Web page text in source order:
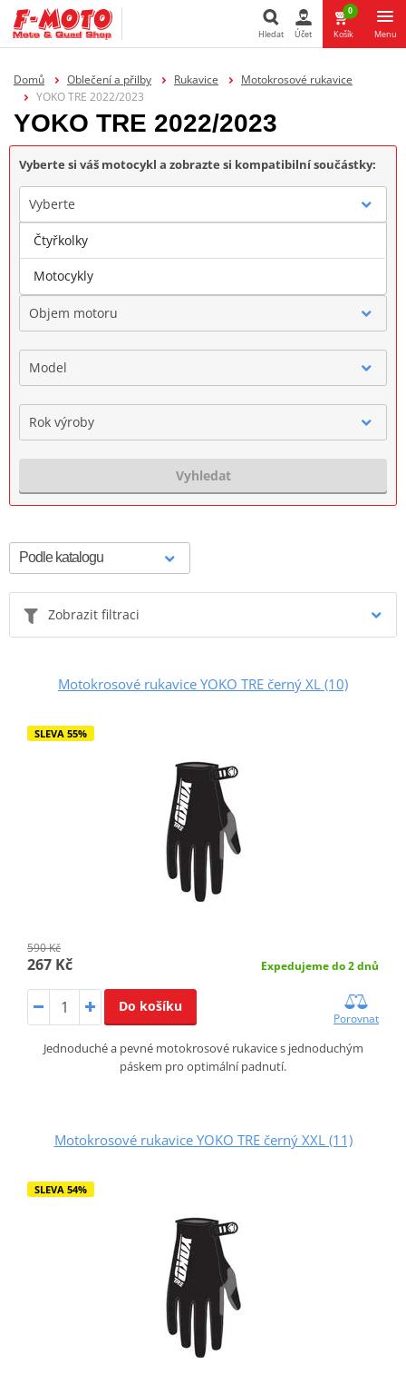
Hledat
Hledat Účet
0
Košík Menu
Domů Oblečení a přilby Rukavice
Motokrosové rukavice
YOKO TRE 2022/2023
YOKO TRE 2022/2023
Vyberte si váš motocykl a zobrazte si kompatibilní součástky:
Vyberte
Značka
Objem motoru
Model
Rok výroby
Vyhledat
Zobrazit filtraci
Motokrosové rukavice YOKO TRE černý XL (10)
SLEVA 55%
590 Kč
267 Kč Expedujeme do 2 dnů
Do košíku
Porovnat
Jednoduché a pevné motokrosové rukavice s jednoduchým
páskem pro optimální padnutí.
Motokrosové rukavice YOKO TRE černý XXL (11)
SLEVA 54%
Čtyřkolky
Motocykly